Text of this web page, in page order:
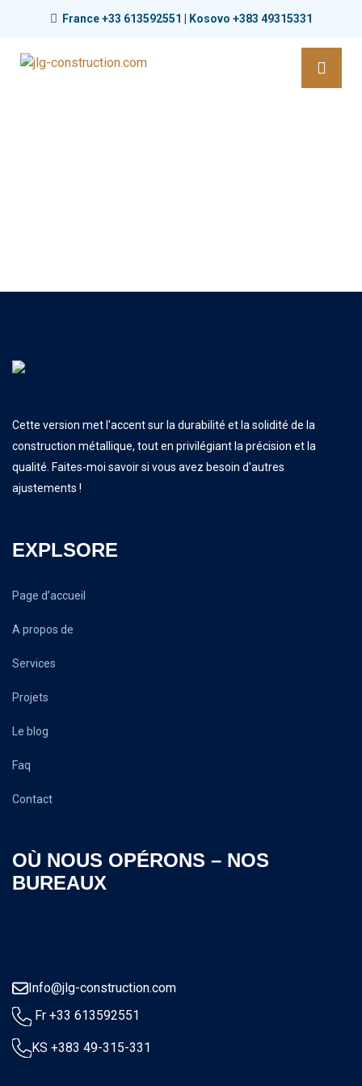
France +33 613592551 | Kosovo +383 49315331
Cette version met l'accent sur la durabilité et la solidité de la
construction métallique, tout en privilégiant la précision et la
qualité. Faites-moi savoir si vous avez besoin d'autres
ajustements !
EXPLSORE
Page d’accueil
A propos de
Services
Projets
Le blog
Faq
Contact
OÙ NOUS OPÉRONS – NOS
BUREAUX
Info@jlg-construction.com
Fr +33 613592551
KS +383 49-315-331